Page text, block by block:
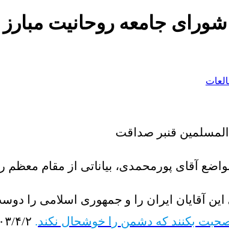
جامعه روحانیت
قنبر صداقت
آقای پورمحمدی، بیاناتی از مقام
آقایان ایران را و جمهوری اسلامی را
بکنند که دشمن را خوشحال نکند.